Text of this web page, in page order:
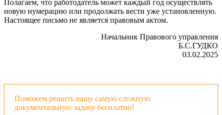
Полагаем, что работодатель может каждый год осуществлять
новую нумерацию или продолжать вести уже установленную.
Настоящее письмо не является правовым актом.
Начальник Правового управления
Б.С.ГУДКО
03.02.2025
Поможем решить вашу самую сложную
документальную задачу бесплатно!